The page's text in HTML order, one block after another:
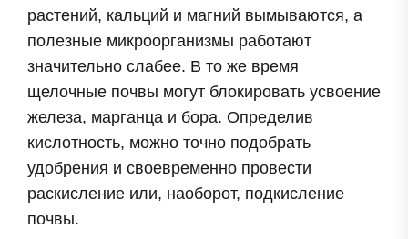
растений, кальций и магний вымываются, а
полезные микроорганизмы работают
значительно слабее. В то же время
щелочные почвы могут блокировать усвоение
железа, марганца и бора. Определив
кислотность, можно точно подобрать
удобрения и своевременно провести
раскисление или, наоборот, подкисление
почвы.